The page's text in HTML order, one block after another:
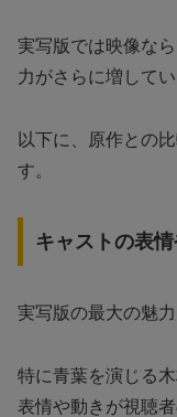
実写版では映像な
力がさらに増してい
以下に、原作との
す。
キャストの表
実写版の最大の魅力
特に青葉を演じる
表情や動きが視聴